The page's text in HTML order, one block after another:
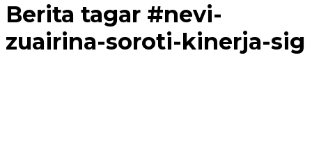
Berita tagar #nevi-
zuairina-soroti-kinerja-sig